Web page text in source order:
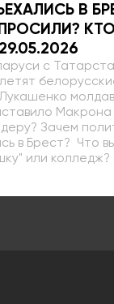
В
с
Макрона
Зачем
в Брест? Что
или колледж?